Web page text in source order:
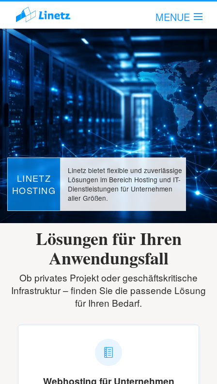
MENUE
Hallo!Anmelden!
Leistungsumfang
Unternehmen
Fachartikel
Support
LINETZ
HOSTING
Linetz bietet flexible und zuverlässige
Lösungen im Bereich Hosting und IT-
Dienstleistungen für Unternehmen
aller Größen.
Lösungen für Ihren
Anwendungsfall
Ob privates Projekt oder geschäftskritische
Infrastruktur – finden Sie die passende Lösung
für Ihren Bedarf.
Webhosting für Unternehmen